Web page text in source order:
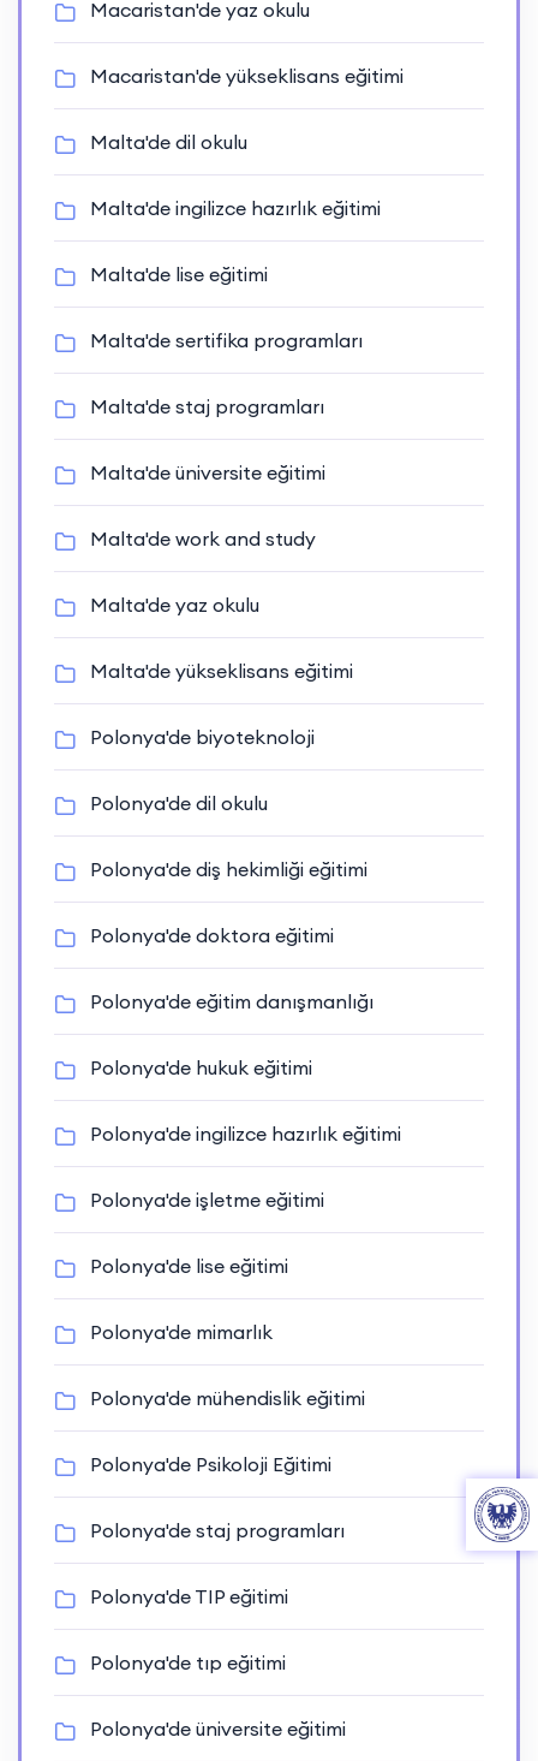
Macaristan'de yaz okulu
Macaristan'de yükseklisans eğitimi
Malta'de dil okulu
Malta'de ingilizce hazırlık eğitimi
Malta'de lise eğitimi
Malta'de sertifika programları
Malta'de staj programları
Malta'de üniversite eğitimi
Malta'de work and study
Malta'de yaz okulu
Malta'de yükseklisans eğitimi
Polonya'de biyoteknoloji
Polonya'de dil okulu
Polonya'de diş hekimliği eğitimi
Polonya'de doktora eğitimi
Polonya'de eğitim danışmanlığı
Polonya'de hukuk eğitimi
Polonya'de ingilizce hazırlık eğitimi
Polonya'de işletme eğitimi
Polonya'de lise eğitimi
Polonya'de mimarlık
Polonya'de mühendislik eğitimi
Polonya'de Psikoloji Eğitimi
Polonya'de staj programları
Polonya'de TIP eğitimi
Polonya'de tıp eğitimi
Polonya'de üniversite eğitimi